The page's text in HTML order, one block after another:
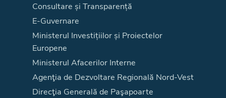
Consultare și Transparență
E-Guvernare
Ministerul Investițiilor și Proiectelor
Europene
Ministerul Afacerilor Interne
Agenţia de Dezvoltare Regională Nord-Vest
Direcţia Generală de Paşapoarte